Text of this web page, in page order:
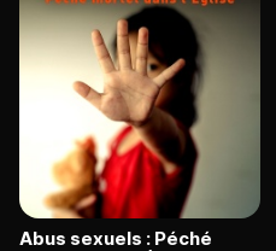
Abus sexuels : Péché